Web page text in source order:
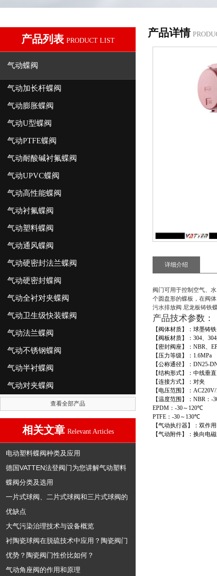
产品列表 PRODUCT LIST
气动蝶阀
气动加长杆蝶阀
气动膨胀蝶阀
气动U型蝶阀
气动PTFE蝶阀
气动耐酸碱衬氟蝶阀
气动UPVC蝶阀
气动高性能蝶阀
气动衬氟蝶阀
气动塑料蝶阀
气动通风蝶阀
气动硬密封法兰蝶阀
气动硬密封蝶阀
气动全衬对夹蝶阀
气动卫生级快装蝶阀
气动法兰蝶阀
气动不锈钢蝶阀
气动半衬蝶阀
气动对夹蝶阀
查看全部产品
相关文章 Relevant Articles
电动塑料蝶阀种类及应用
德国VATTEN法登阀门为您讲解气动塑料
蝶阀分类及选用
一片式球阀、二片式球阀和三片式球阀的
优缺点
大气污染治理技术与设备概览
衬陶瓷球阀在脱硫技术中应用？陶瓷阀门
优势？陶瓷阀门性价比如何？
气动角座阀的作用和原理
产品详情
详细介绍
阀门可用于控制空气、
个圆盘形的蝶板，在阀
污水排放阀 尼龙板铸铁
产品技术参数 ：
【阀体材质】：球墨铸
【阀板材质】： 304、 304
【密封阀座】： NBR、
【压力等级】： 1.6MPa
【公称通径】： DN25-
【结构形式】：中线垂直
【连接方式】：对夹
【电压范围】：
【温度范围】： NBR ： -
EPDM ： -30～ 120℃
PTFE ： -30～ 130℃
【气动执行器】：双作
【气动附件】：换向电